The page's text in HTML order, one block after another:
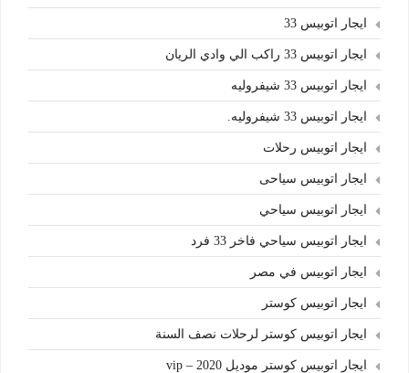
ايجار اتوبيس 33
ايجار اتوبيس 33 راكب الي وادي الريان
ايجار اتوبيس 33 شيفروليه
ايجار اتوبيس 33 شيفروليه.
ايجار اتوبيس رحلات
ايجار اتوبيس سياحى
ايجار اتوبيس سياحي
ايجار اتوبيس سياحي فاخر 33 فرد
ايجار اتوبيس في مصر
ايجار اتوبيس كوستر
ايجار اتوبيس كوستر لرحلات نصف السنة
ايجار اتوبيس كوستر موديل 2020 – vip